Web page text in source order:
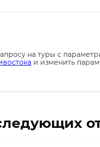
на туры с
и изменить